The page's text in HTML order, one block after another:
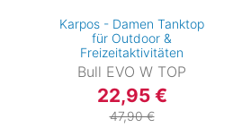
Karpos - Damen Tanktop
für Outdoor &
Freizeitaktivitäten
Bull EVO W TOP
22,95 €
47,90 €